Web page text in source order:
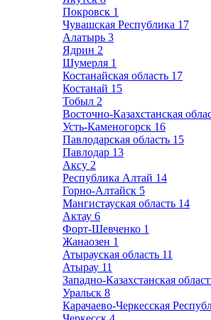
Покровск 1
Чувашская Республика 17
Алатырь 3
Ядрин 2
Шумерля 1
Костанайская область 17
Костанай 15
Тобыл 2
Восточно-Казахстанская
Усть-Каменогорск 16
Павлодарская область 15
Павлодар 13
Аксу 2
Республика Алтай 14
Горно-Алтайск 5
Мангистауская область 14
Актау 6
Форт-Шевченко 1
Жанаозен 1
Атырауская область 11
Атырау 11
Западно-Казахстанская
Уральск 8
Карачаево-Черкесская